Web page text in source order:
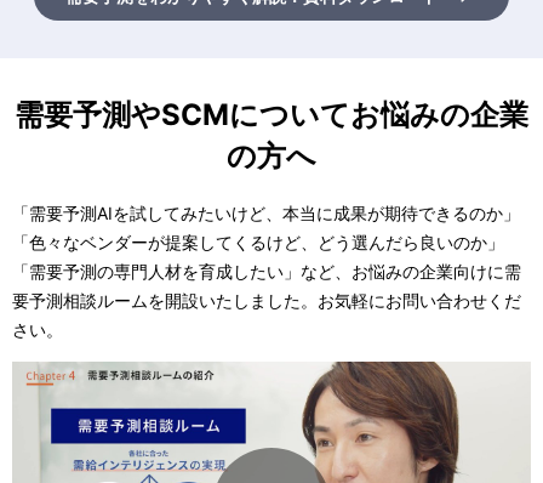
需要予測やSCMについてお悩みの企業
の方へ
「需要予測AIを試してみたいけど、本当に成果が期待できるのか」
「色々なベンダーが提案してくるけど、どう選んだら良いのか」
「需要予測の専門人材を育成したい」など、お悩みの企業向けに需
要予測相談ルームを開設いたしました。お気軽にお問い合わせくだ
さい。